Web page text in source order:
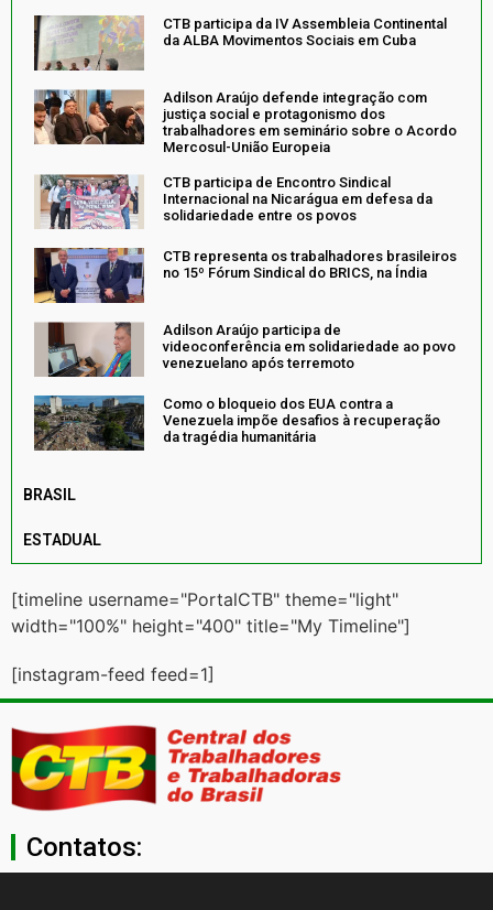
CTB participa da IV Assembleia Continental
da ALBA Movimentos Sociais em Cuba
Adilson Araújo defende integração com
justiça social e protagonismo dos
trabalhadores em seminário sobre o Acordo
Mercosul-União Europeia
CTB participa de Encontro Sindical
Internacional na Nicarágua em defesa da
solidariedade entre os povos
CTB representa os trabalhadores brasileiros
no 15º Fórum Sindical do BRICS, na Índia
Adilson Araújo participa de
videoconferência em solidariedade ao povo
venezuelano após terremoto
Como o bloqueio dos EUA contra a
Venezuela impõe desafios à recuperação
da tragédia humanitária
BRASIL
ESTADUAL
[timeline username="PortalCTB" theme="light"
width="100%" height="400" title="My Timeline"]
[instagram-feed feed=1]
Contatos: